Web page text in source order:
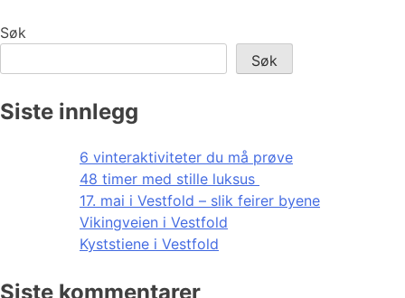
Søk
Søk
Siste innlegg
6 vinteraktiviteter du må prøve
48 timer med stille luksus
17. mai i Vestfold – slik feirer byene
Vikingveien i Vestfold
Kyststiene i Vestfold
Siste kommentarer